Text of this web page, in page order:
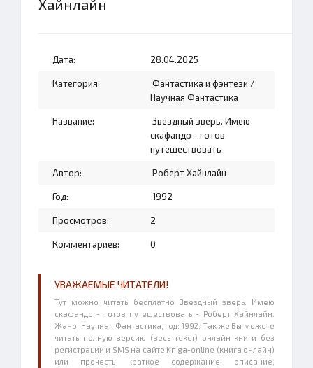
Хайнлайн
Дата: 28.04.2025
Категория: Фантастика и фэнтези /
Научная Фантастика
Название:
Звездный зверь. Имею
скафандр - готов
путешествовать
Автор: Роберт Хайнлайн
Год: 1992
Просмотров: 2
Комментариев: 0
УВАЖАЕМЫЕ ЧИТАТЕЛИ!
Тут можно читать бесплатно Звездный зверь. Имею
скафандр - готов путешествовать - Роберт Хайнлайн.
Жанр: Научная Фантастика, год: 1992. Так же Вы можете
читать полную версию (весь текст) онлайн книги без
регистрации и SMS на сайте Kniga-online (книга онлайн)
или прочесть краткое содержание, описание,